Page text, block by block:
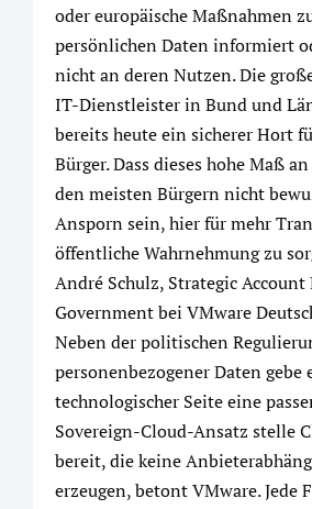
oder europäische Maßnahmen
persönlichen Daten informiert
nicht an deren Nutzen. Die
IT-Dienstleister in Bund und
bereits heute ein sicherer Hort
Bürger. Dass dieses hohe Maß
den meisten Bürgern nicht
Ansporn sein, hier für mehr
öffentliche Wahrnehmung zu
André Schulz, Strategic
Government bei VMware
Neben der politischen
personenbezogener Daten gebe
technologischer Seite eine
Sovereign-Cloud-Ansatz stelle
bereit, die keine
erzeugen, betont VMware.